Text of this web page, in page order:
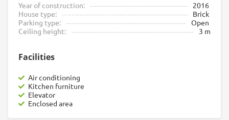
Year of construction:
2016
House type:
Brick
Parking type:
Open
Ceiling height:
3 m
Facilities
Air conditioning
Kitchen furniture
Elevator
Enclosed area